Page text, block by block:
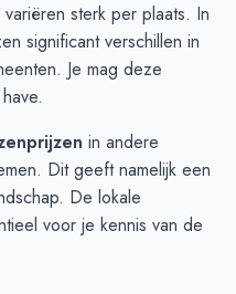
variëren sterk per plaats. In
significant verschillen in
Je mag deze
in andere
Dit geeft namelijk een
De lokale
voor je kennis van de